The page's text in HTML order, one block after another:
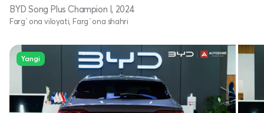
BYD Song Plus Champion I, 2024
Farg`ona viloyati, Farg`ona shahri
Yangi